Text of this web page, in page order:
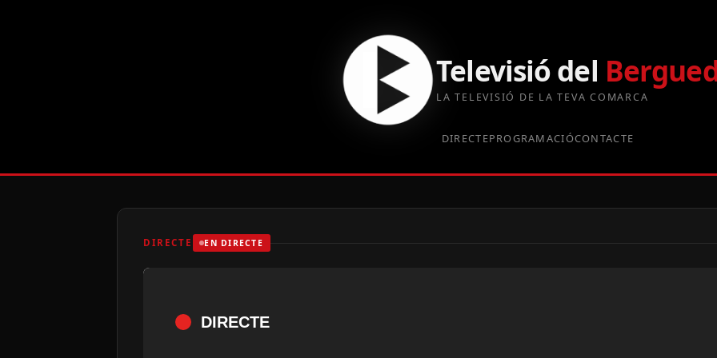
Televisió del
LA TELEVISIÓ DE LA TEVA COMARCA
DIRECTEPROGRAMACIÓCONTACTE
DIRECTE EN DIRECTE
DIRECTE